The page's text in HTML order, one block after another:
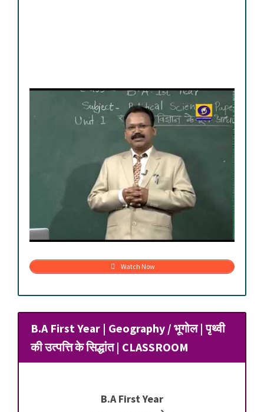
Watch Now
B.A First Year | Geography / भूगोल | पृथ्वी
की उत्पत्ति के सिद्धांत | CLASSROOM
B.A First Year